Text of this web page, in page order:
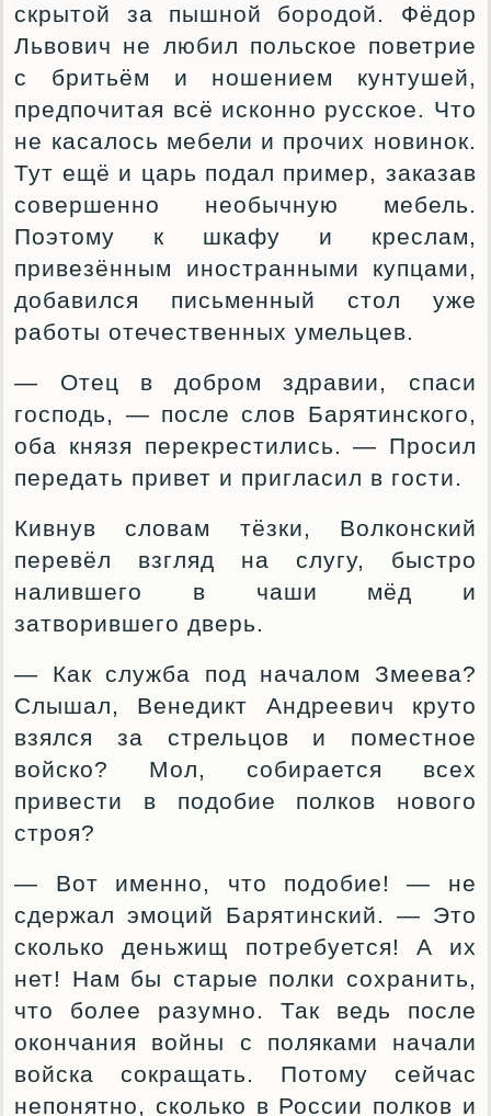
скрытой за пышной бородой. Фёдор
Львович не любил польское поветрие
с бритьём и ношением кунтушей,
предпочитая всё исконно русское. Что
не касалось мебели и прочих новинок.
Тут ещё и царь подал пример, заказав
совершенно необычную мебель.
Поэтому к шкафу и креслам,
привезённым иностранными купцами,
добавился письменный стол уже
работы отечественных умельцев.
— Отец в добром здравии, спаси
господь, — после слов Барятинского,
оба князя перекрестились. — Просил
передать привет и пригласил в гости.
Кивнув словам тёзки, Волконский
перевёл взгляд на слугу, быстро
налившего в чаши мёд и
затворившего дверь.
— Как служба под началом Змеева?
Слышал, Венедикт Андреевич круто
взялся за стрельцов и поместное
войско? Мол, собирается всех
привести в подобие полков нового
строя?
— Вот именно, что подобие! — не
сдержал эмоций Барятинский. — Это
сколько деньжищ потребуется! А их
нет! Нам бы старые полки сохранить,
что более разумно. Так ведь после
окончания войны с поляками начали
войска сокращать. Потому сейчас
непонятно, сколько в России полков и